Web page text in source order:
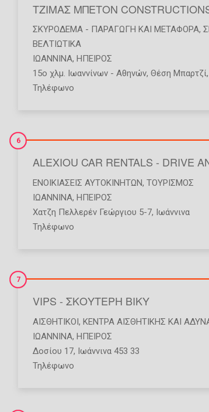
ΤΖΙΜΑΣ ΜΠΕΤΟΝ
ΣΚΥΡΌΔΕΜΑ - ΠΑΡΑΓΩΓΉ ΚΑΙ ΜΕΤΑΦΟΡΆ,
ΒΕΛΤΙΩΤΙΚΆ
ΙΩΑΝΝΙΝΑ, ΗΠΕΙΡΟΣ
15ο χλμ. Ιωαννίνων - Αθηνών, Θέση Μπαρτζί,
Τηλέφωνο
ALEXIOU CAR RENTALS - DRIVE
6
ΕΝΟΙΚΙΆΣΕΙΣ ΑΥΤΟΚΙΝΉΤΩΝ, ΤΟΥΡΙΣΜΌΣ
ΙΩΑΝΝΙΝΑ, ΗΠΕΙΡΟΣ
Χατζη Πελλερέν Γεώργιου 5-7, Ιωάννινα
Τηλέφωνο
VIPS - ΣΚΟΥΤΕΡΗ ΒΙΚΥ
7
ΑΙΣΘΗΤΙΚΟΊ, ΚΈΝΤΡΑ ΑΙΣΘΗΤΙΚΉΣ ΚΑΙ
ΙΩΑΝΝΙΝΑ, ΗΠΕΙΡΟΣ
Δοσίου 17, Ιωάννινα 453 33
Τηλέφωνο